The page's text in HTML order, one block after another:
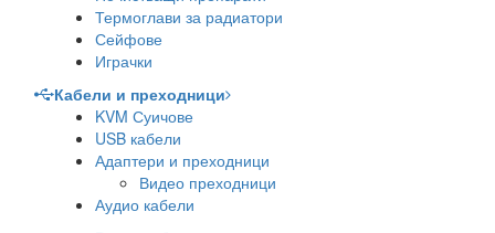
Термоглави за радиатори
Сейфове
Играчки
Кабели и преходници
KVM Суичове
USB кабели
Адаптери и преходници
Видео преходници
Аудио кабели